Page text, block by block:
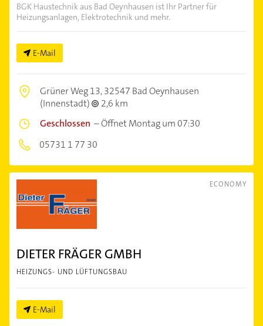
BGK Haustechnik aus Bad Oeynhausen ist Ihr Partner für
Heizungsanlagen, Elektrotechnik und mehr.
E-Mail
Grüner Weg 13,32547 Bad Oeynhausen
(Innenstadt)
2,6 km
Geschlossen –Öffnet Montag um 07:30
05731 1 77 30
ECONOMY
DIETER FRÄGER GMBH
HEIZUNGS- UND LÜFTUNGSBAU
E-Mail